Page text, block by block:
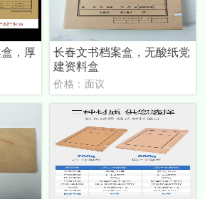
，厚
长春文书档案盒，无酸纸党
建资料盒
价格：面议